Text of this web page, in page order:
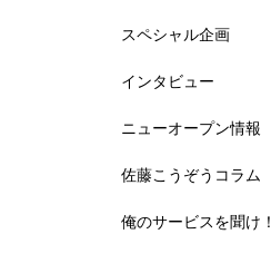
スペシャル企画
インタビュー
ニューオープン情報
佐藤こうぞうコラム
俺のサービスを聞け！